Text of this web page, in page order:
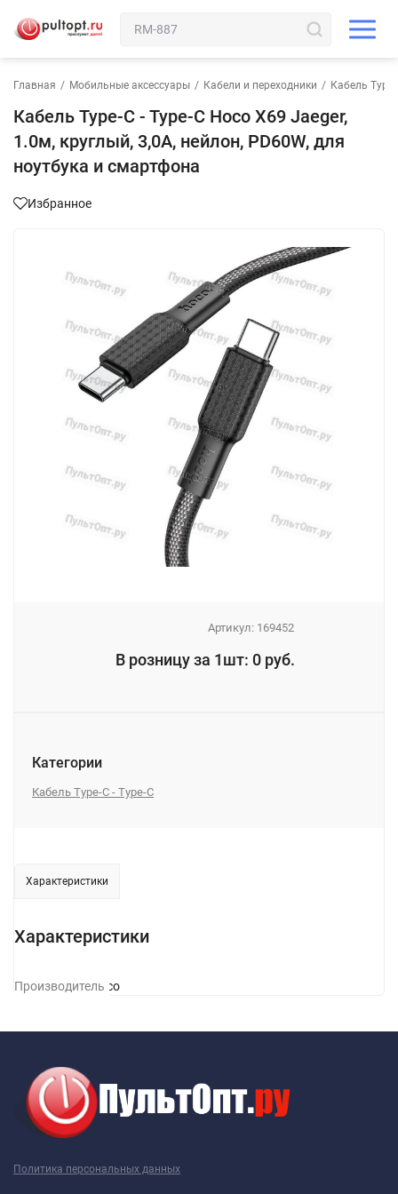
Главная / Мобильные аксессуары / Кабели и переходники / Кабель Type-
Кабель Type-C - Type-C Hoco X69 Jaeger,
1.0м, круглый, 3,0А, нейлон, PD60W, для
ноутбука и смартфона
Избранное
Артикул: 169452
В розницу за 1шт: 0 руб.
Категории
Кабель Type-C - Type-C
Характеристики
Характеристики
ПроизводительHoco
Политика персональных данных